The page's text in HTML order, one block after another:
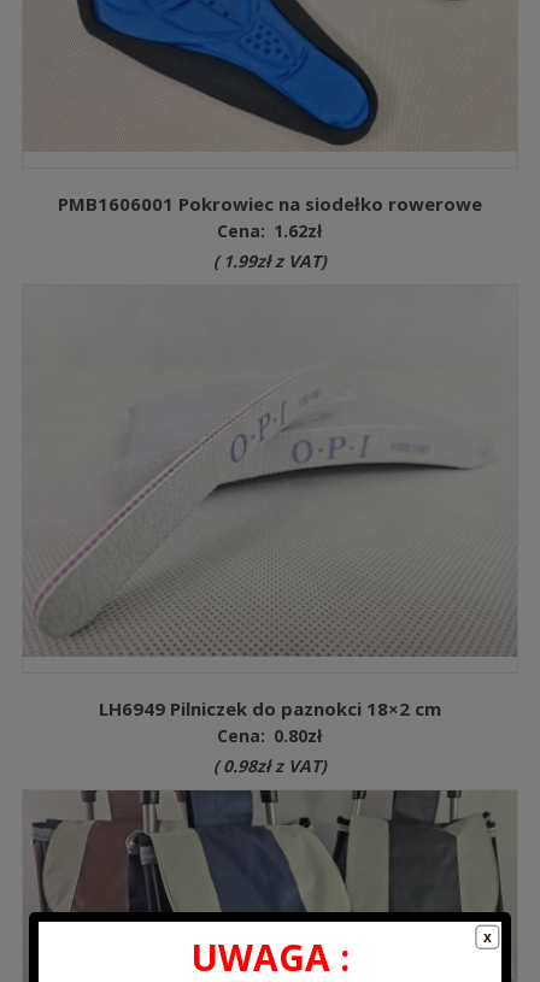
PMB1606001 Pokrowiec na siodełko rowerowe
Cena: 1.62zł
( 1.99złz VAT)
LH6949 Pilniczek do paznokci 18×2 cm
Cena: 0.80zł
( 0.98złz VAT)
UWAGA :